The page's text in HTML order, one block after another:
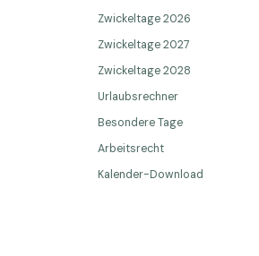
Zwickeltage 2026
Zwickeltage 2027
Zwickeltage 2028
Urlaubsrechner
Besondere Tage
Arbeitsrecht
Kalender-Download